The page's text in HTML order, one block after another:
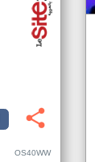
OS40WW